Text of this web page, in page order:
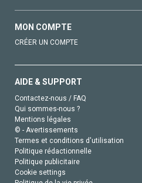
MON COMPTE
CRÉER UN COMPTE
AIDE & SUPPORT
Contactez-nous / FAQ
Qui sommes-nous ?
Mentions légales
© - Avertissements
Termes et conditions d'utilisation
Politique rédactionnelle
Politique publicitaire
Cookie settings